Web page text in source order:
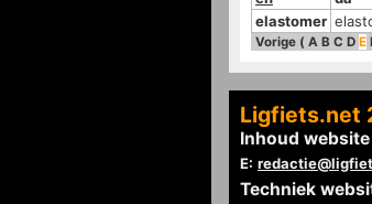
elastomer
Vorige ( A B C D E
Ligfiets.net
Inhoud website
E:
Techniek